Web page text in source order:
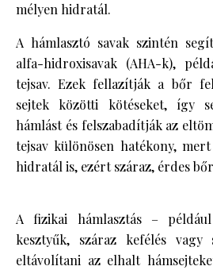
mélyen hidratál.
A hámlasztó savak szintén
alfa-hidroxisavak (AHA-k),
tejsav. Ezek fellazítják a bőr
sejtek közötti kötéseket, így
hámlást és felszabadítják az
tejsav különösen hatékony,
hidratál is, ezért száraz, érdes
A fizikai hámlasztás –
kesztyűk, száraz kefélés vagy
eltávolítani az elhalt